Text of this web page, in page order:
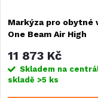
p
r
o
s
p
r
Markýza pro obytné
One Beam Air High
11 873 Kč
Skladem na
skladě >5 ks